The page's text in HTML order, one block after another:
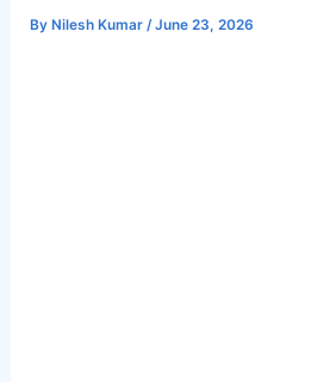
By Nilesh Kumar/June 23, 2026